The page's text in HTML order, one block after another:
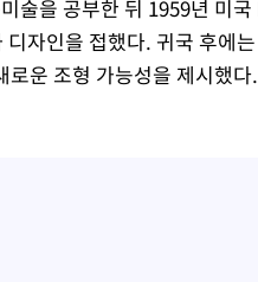
술을 공부한 뒤 1959년 미
자인을 접했다. 귀국 후에
로운 조형 가능성을 제시했다.